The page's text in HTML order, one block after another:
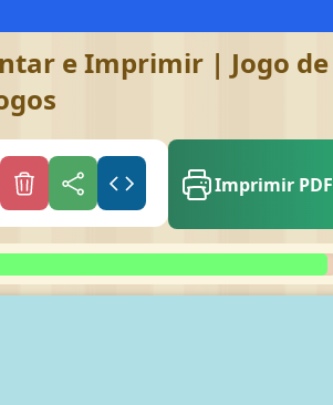
e Imprimir | Jogo de
Imprimir PDF